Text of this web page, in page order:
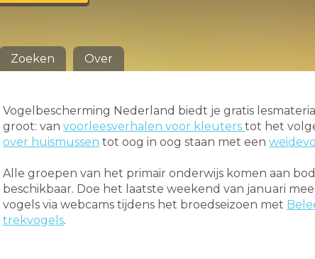
Zoeken Over
Vogelbescherming Nederland biedt je gratis
groot: van voorleesverhalen voor kleuters tot het
over huismussen tot oog in oog staan met een
Alle groepen van het primair onderwijs komen aan
beschikbaar. Doe het laatste weekend van januari
vogels via webcams tijdens het broedseizoen met
trekvogels.